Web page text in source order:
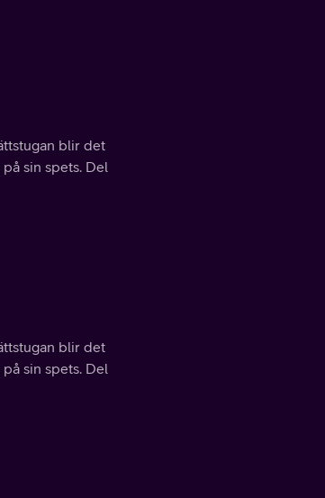
blir det
sin spets. Del
blir det
sin spets. Del